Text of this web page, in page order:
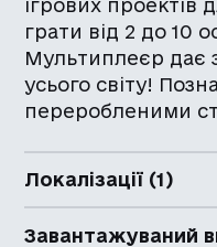
ігрових проектів
грати від 2 до 10
Мультиплеєр дає
усього світу!
переробленими
Локалізації (1)
Завантажуваний